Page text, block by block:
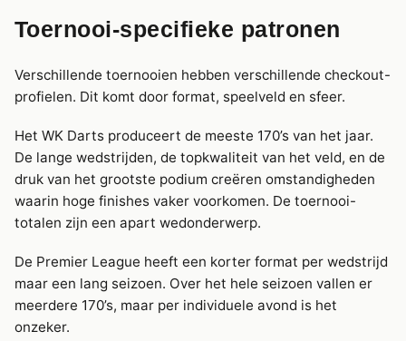
Toernooi-specifieke patronen
Verschillende toernooien hebben verschillende checkout-
profielen. Dit komt door format, speelveld en sfeer.
Het WK Darts produceert de meeste 170’s van het jaar.
De lange wedstrijden, de topkwaliteit van het veld, en de
druk van het grootste podium creëren omstandigheden
waarin hoge finishes vaker voorkomen. De toernooi-
totalen zijn een apart wedonderwerp.
De Premier League heeft een korter format per wedstrijd
maar een lang seizoen. Over het hele seizoen vallen er
meerdere 170’s, maar per individuele avond is het
onzeker.